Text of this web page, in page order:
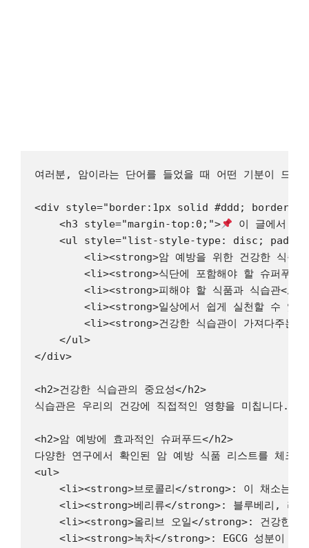
여러분, 암이라는 단어를 들었을 때 어떤 기분이 드
<div style="border:1px solid #ddd; border-
    <h3 style="margin-top:0;">
이 글에서 얻
<ul style="list-style-type: disc;
<li><strong>암 예방을 위한 건강한 식습
<li><strong>식단에 포함해야 할 슈퍼푸
<li><strong>피해야 할 식품과 식습관</
<li><strong>일상에서 쉽게 실천할 수 있
<li><strong>건강한 식습관이 가져다주는
    </ul>
</div>
<h2>건강한 식습관의 중요성</h2>
식습관은 우리의 건강에 직접적인 영향을 미칩니다.
<h2>암 예방에 효과적인 슈퍼푸드</h2>
다양한 연구에서 확인된 암 예방 식품 리스트를 체크해
<ul>
<li><strong>브로콜리</strong>: 이 채소는 항
<li><strong>베리류</strong>: 블루베리, 라즈
<li><strong>올리브 오일</strong>: 건강한 지
<li><strong>녹차</strong>: EGCG 성분이 암세